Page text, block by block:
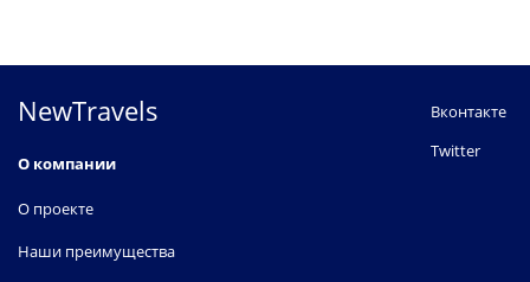
NewTravels
О компании
О проекте
Наши преимущества
Вконтакте
Twitter